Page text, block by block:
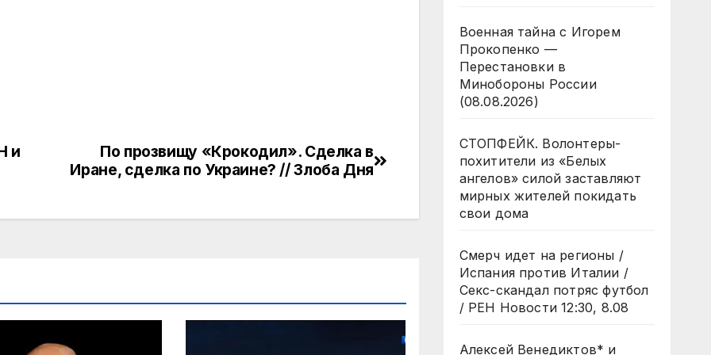
По прозвищу «Крокодил». Сделка в
Иране, сделка по Украине? // Злоба Дня
и
Военная тайна с Игорем
Прокопенко —
Перестановки в
Минобороны России
(08.08.2026)
СТОПФЕЙК. Волонтеры-
похитители из «Белых
ангелов» силой заставляют
мирных жителей покидать
свои дома
Смерч идет на регионы /
Испания против Италии /
Секс-скандал потряс футбол
/ РЕН Новости 12:30, 8.08
Алексей Венедиктов* и